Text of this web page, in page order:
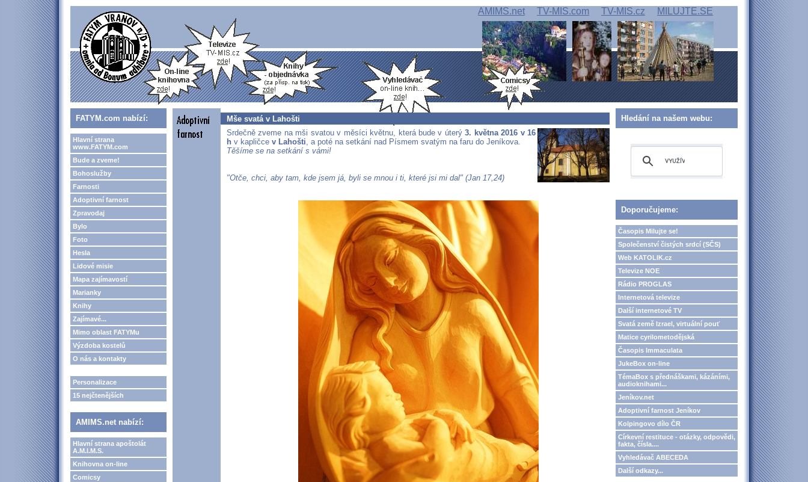
AMIMS.net TV-MIS.com TV-MIS.cz MILUJTE.SE
FATYM.com nabízí:
Hlavní strana
www.FATYM.com
Bude a zveme!
Bohoslužby
Farnosti
Adoptivní farnost
Zpravodaj
Bylo
Foto
Hesla
Lidové misie
Mapa zajímavostí
Marianky
Knihy
Zajímavé...
Mimo oblast FATYMu
Výzdoba kostelů
O nás a kontakty
Personalizace
15 nejčtenějších
AMIMS.net nabízí:
Hlavní strana apoštolát
A.M.I.M.S.
Knihovna on-line
Comicsy
Mše svatá v Lahošti
Srdečně zveme na mši svatou v měsíci květnu, která bude v úterý3. května 2016 v 16
h v kapličce v Lahošti, a poté na setkání nad Písmem svatým na faru do Jeníkova.
Těšíme se na setkání s vámi!
"Otče, chci, aby tam, kde jsem já, byli se mnou i ti, které jsi mi dal" (Jan 17,24)
Hledání na našem webu:
Doporučujeme:
Časopis Milujte se!
Společenství čistých srdcí (SČS)
Web KATOLIK.cz
Televize NOE
Rádio PROGLAS
Internetová televize
Další internetové TV
Svatá země Izrael, virtuální pouť
Matice cyrilometodějská
Časopis Immaculata
JukeBox on-line
TémaBox s přednáškami, kázáními,
audioknihami...
Jeníkov.net
Adoptivní farnost Jeníkov
Kolpingovo dílo ČR
Církevní restituce - otázky, odpovědi,
fakta, čísla....
Vyhledávač ABECEDA
Další odkazy...